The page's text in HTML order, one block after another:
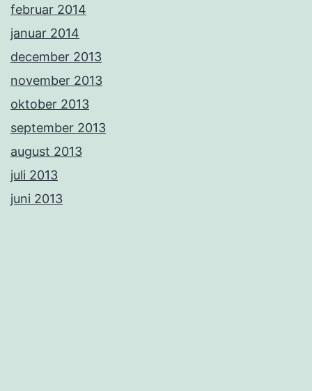
februar 2014
januar 2014
december 2013
november 2013
oktober 2013
september 2013
august 2013
juli 2013
juni 2013